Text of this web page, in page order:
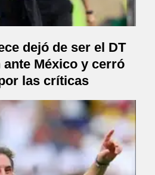
dejó de ser el DT
México y cerró
las críticas